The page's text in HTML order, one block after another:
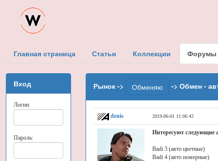
Главная страница Статьи Коллекции Форумы
Вход
Логин:
Пароль:
Рынок -> Обменяю -> Обмен -
denis 2019-06-01 11:06:42
Интересуют следующие
Badi 3 (авто цветные)
Badi 4 (авто номерные)